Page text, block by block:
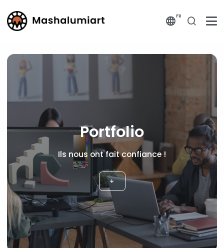
FR
Portfolio
Ils nous ont fait confiance !